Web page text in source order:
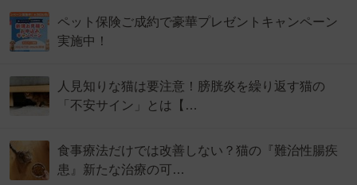
ペット保険ご成約で豪華プレゼントキャンペーン
実施中！
人見知りな猫は要注意！膀胱炎を繰り返す猫の
「不安サイン」とは【…
食事療法だけでは改善しない？猫の『難治性腸疾
患』新たな治療の可…